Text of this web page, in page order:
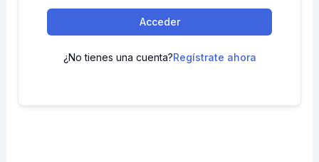
Acceder
¿No tienes una cuenta?Regístrate ahora